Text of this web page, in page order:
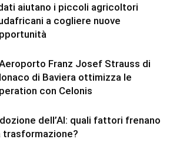
aiutano i piccoli agricoltori
a cogliere nuove
Franz Josef Strauss di
di Baviera ottimizza le
con Celonis
dell’AI: quali fattori frenano
trasformazione?